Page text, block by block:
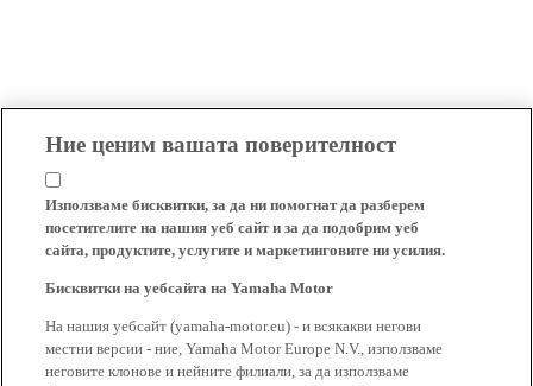
Ние ценим вашата поверителност
Използваме бисквитки, за да ни помогнат да разберем
посетителите на нашия уеб сайт и за да подобрим уеб
сайта, продуктите, услугите и маркетинговите ни усилия.
Бисквитки на уебсайта на Yamaha Motor
На нашия уебсайт (yamaha-motor.eu) - и всякакви негови
местни версии - ние, Yamaha Motor Europe N.V., използваме
неговите клонове и нейните филиали, за да използваме